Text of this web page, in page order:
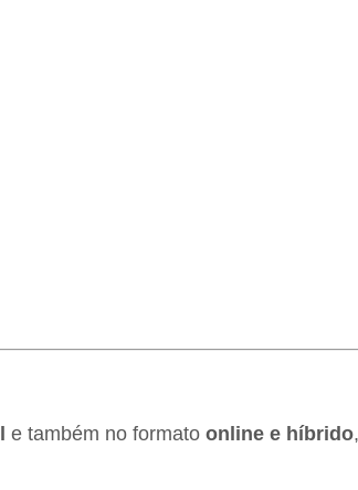
e também no formato online e híbrido